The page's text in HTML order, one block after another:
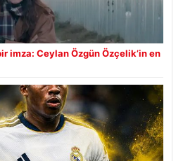
imza: Ceylan Özgün Özçelik’in en